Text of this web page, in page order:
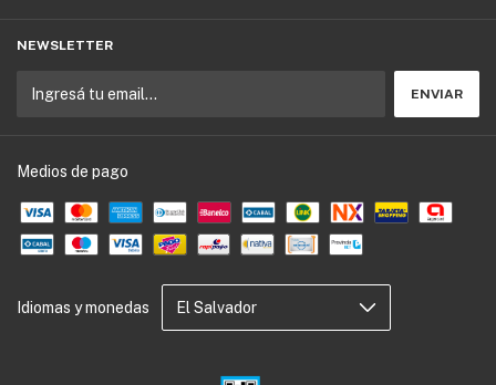
NEWSLETTER
Medios de pago
Idiomas y monedas